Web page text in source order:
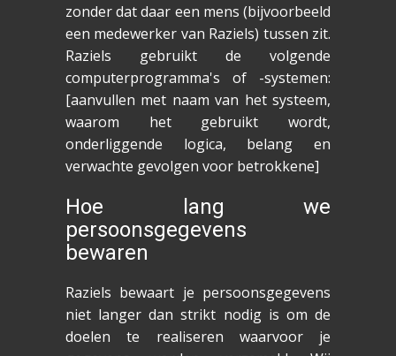
zonder dat daar een mens (bijvoorbeeld
een medewerker van Raziels) tussen zit.
Raziels gebruikt de volgende
computerprogramma's of -systemen:
[aanvullen met naam van het systeem,
waarom het gebruikt wordt,
onderliggende logica, belang en
verwachte gevolgen voor betrokkene]
Hoe lang we
persoonsgegevens
bewaren
Raziels bewaart je persoonsgegevens
niet langer dan strikt nodig is om de
doelen te realiseren waarvoor je